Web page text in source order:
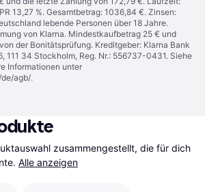
13,27 %. Gesamtbetrag: 1036,84 €. Zinsen:
lebende Personen über 18 Jahre.
von Klarna. Mindestkaufbetrag 25 € und
der Bonitätsprüfung. Kreditgeber: Klarna Bank
111 34 Stockholm, Reg. Nr.: 556737-0431. Siehe
Informationen unter
agb/.
zusammengestellt, die für dich
Alle anzeigen